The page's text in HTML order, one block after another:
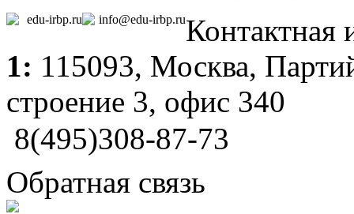
edu-irbp.ru info@edu-irbp.ruКонтактная
1: 115093, Москва,
строение 3, офис 340
8(495)308-87-73
Обратная связь